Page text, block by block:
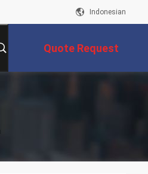
Indonesian
Quote Request